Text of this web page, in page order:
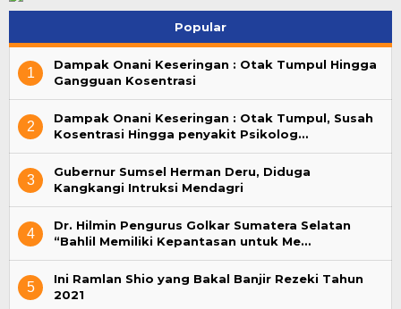
Popular
1
Dampak Onani Keseringan : Otak Tumpul Hingga
Gangguan Kosentrasi
2
Dampak Onani Keseringan : Otak Tumpul, Susah
Kosentrasi Hingga penyakit Psikolog…
3
Gubernur Sumsel Herman Deru, Diduga
Kangkangi Intruksi Mendagri
4
Dr. Hilmin Pengurus Golkar Sumatera Selatan
“Bahlil Memiliki Kepantasan untuk Me…
5
Ini Ramlan Shio yang Bakal Banjir Rezeki Tahun
2021